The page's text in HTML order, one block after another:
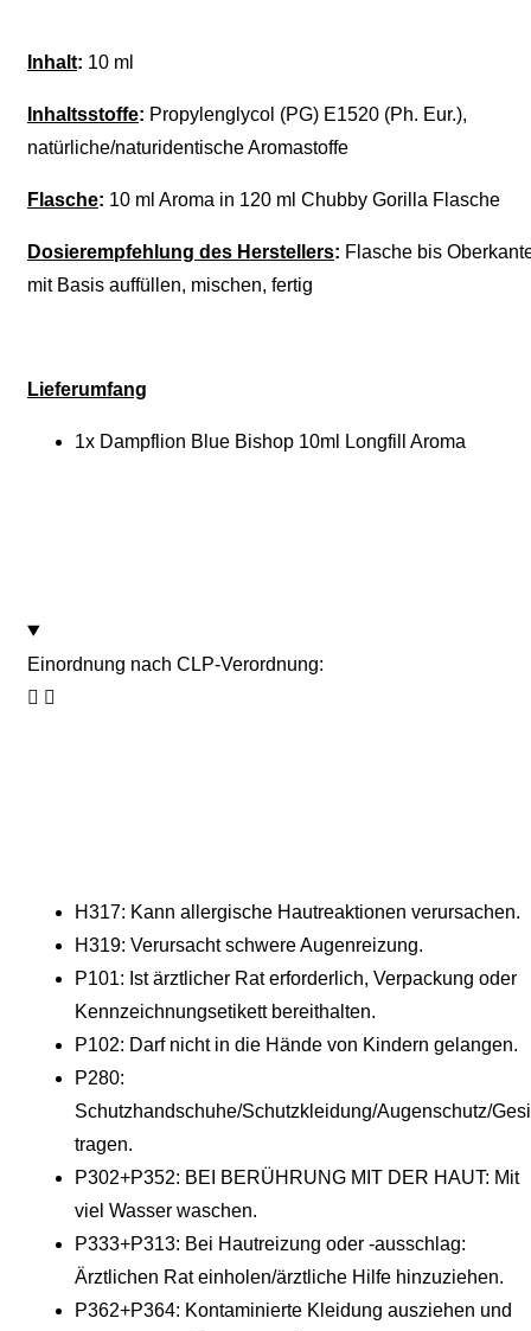
Inhalt: 10 ml
Inhaltsstoffe: Propylenglycol (PG) E1520 (Ph. Eur.),
natürliche/naturidentische Aromastoffe
Flasche: 10 ml Aroma in 120 ml Chubby Gorilla Flasche
Dosierempfehlung des Herstellers: Flasche bis
mit Basis auffüllen, mischen, fertig
Lieferumfang
1x Dampflion Blue Bishop 10ml Longfill Aroma
Einordnung nach CLP-Verordnung:
H317: Kann allergische Hautreaktionen verursachen.
H319: Verursacht schwere Augenreizung.
P101: Ist ärztlicher Rat erforderlich, Verpackung oder
Kennzeichnungsetikett bereithalten.
P102: Darf nicht in die Hände von Kindern gelangen.
P280:
Schutzhandschuhe/Schutzkleidung/Augenschutz/
tragen.
P302+P352: BEI BERÜHRUNG MIT DER HAUT: Mit
viel Wasser waschen.
P333+P313: Bei Hautreizung oder -ausschlag:
Ärztlichen Rat einholen/ärztliche Hilfe hinzuziehen.
P362+P364: Kontaminierte Kleidung ausziehen und